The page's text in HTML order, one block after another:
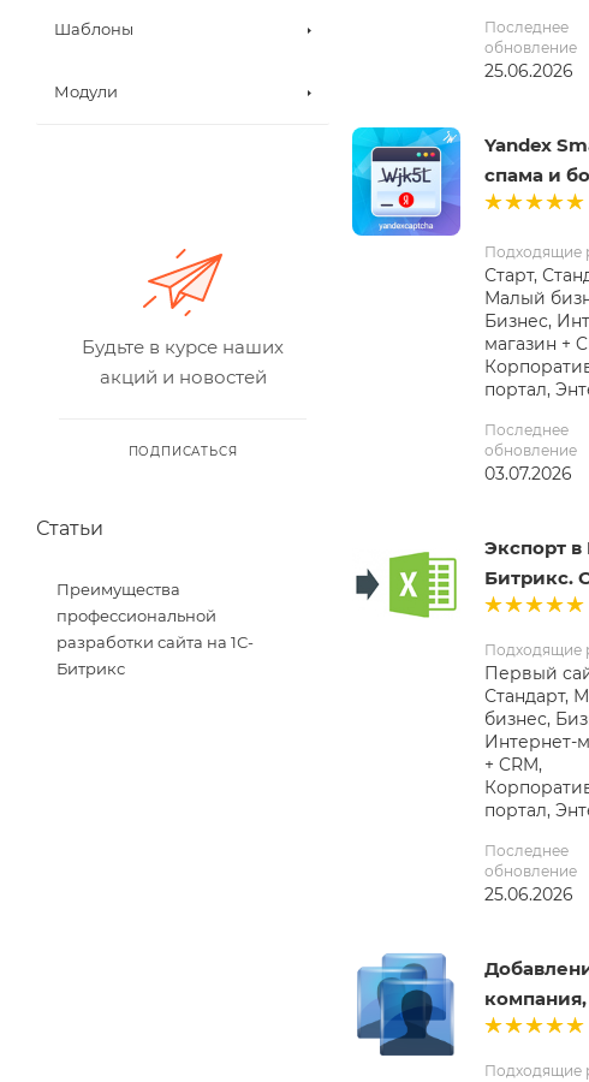
Последнее
обновление
25.06.2026
Yandex
спама и
Подходящие
Старт,
Малый
Бизнес,
магазин +
портал,
Последнее
обновление
03.07.2026
Экспорт в
Битрикс.
Подходящие
Первый
Стандарт,
бизнес,
Интернет-
+ CRM,
портал,
Последнее
обновление
25.06.2026
Подходящие
Шаблоны
Модули
Будьте в курсе наших
акций и новостей
ПОДПИСАТЬСЯ
Статьи
Преимущества
профессиональной
разработки сайта на 1С-
Битрикс